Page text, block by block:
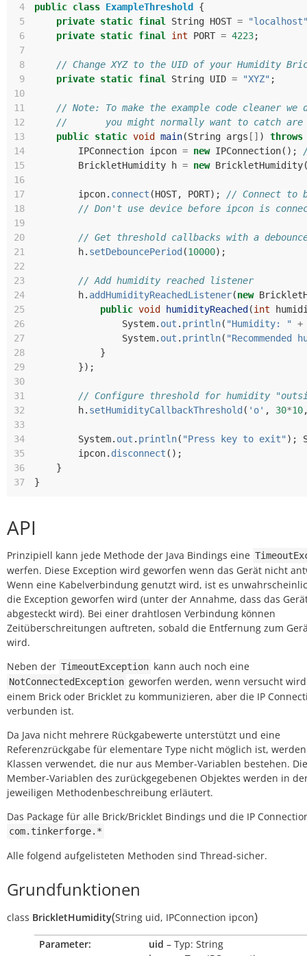
4
public class ExampleThreshold
{
5
private static final String HOST =
6
private static final int PORT = 4223;
7
8
// Change XYZ to the UID of your Humidity
9
private static final String UID = "XYZ" ;
10
11
// Note: To make the example code cleaner
12
//       you might normally want to catch are
13
public static void main(String args [] )
throws
14
IPConnection ipcon = new IPConnection();
15
BrickletHumidity h = new BrickletHumidity
16
17
ipcon. connect (HOST, PORT);
// Connect to
18
// Don't use device before ipcon is
19
20
// Get threshold callbacks with a
21
h. setDebouncePeriod (10000);
22
23
// Add humidity reached listener
24
h. addHumidityReachedListener(new
25
public void humidityReached (int
26
System. out . println( "Humidity: "
+
27
System. out . println(
28
}
29
});
30
31
// Configure threshold for humidity
32
h. setHumidityCallbackThreshold ( 'o' , 30*10
33
34
System. out . println( "Press key to exit" );
35
ipcon. disconnect ();
36
}
37
}
API
Prinzipiell kann jede Methode der Java Bindings eine
werfen. Diese Exception wird geworfen wenn das Gerät nicht
Wenn eine Kabelverbindung genutzt wird, ist es
die Exception geworfen wird (unter der Annahme, dass das
abgesteckt wird). Bei einer drahtlosen Verbindung können
Zeitüberschreitungen auftreten, sobald die Entfernung zum
wird.
Neben der TimeoutException kann auch noch eine
NotConnectedException geworfen werden, wenn versucht
einem Brick oder Bricklet zu kommunizieren, aber die IP
verbunden ist.
Da Java nicht mehrere Rückgabewerte unterstützt und eine
Referenzrückgabe für elementare Type nicht möglich ist,
Klassen verwendet, die nur aus Member-Variablen bestehen. Die
Member-Variablen des zurückgegebenen Objektes werden in
jeweiligen Methodenbeschreibung erläutert.
Das Package für alle Brick/Bricklet Bindings und die IP
com.tinkerforge.*
Alle folgend aufgelisteten Methoden sind Thread-sicher.
Grundfunktionen
class BrickletHumidity(String uid, IPConnection ipcon)
Parameter: uid – Typ: String